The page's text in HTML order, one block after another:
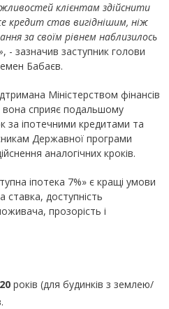
клієнтам здійснити
кредит став вигіднішим, ніж
за своїм рівнем наблизилось
, - зазначив заступник голови
Бабаєв.
Міністерством фінансів
вона сприяє подальшому
за іпотечними кредитами та
Державної програми
аналогічних кроків.
іпотека 7%» є кращі умови
доступність
прозорість і
років (для будинків з землею/